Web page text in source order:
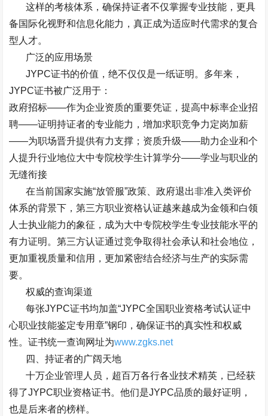
这样的考核体系，确保持证者不仅掌握专业技能，更具
备国际化视野和信息化能力，真正成为适应时代需求的复合
型人才。
广泛的应用场景
JYPC证书的价值，绝不仅仅是一纸证明。多年来，
JYPC证书被广泛用于：
政府招标——作为企业资质的重要凭证，提高中标率企业招
聘——证明持证者的专业能力，增加求职竞争力定岗加薪
——为职场晋升提供有力支撑；资质升级——助力企业和个
人提升行业地位大中专院校学生计算学分——学业与职业的
无缝衔接
在当前国家实施“放管服”政策、政府退出非准入类评价
体系的背景下，第三方职业资格认证越来越成为金领和白领
人士执业能力的象征，成为大中专院校学生专业技能水平的
有力证明。第三方认证通过竞争取得社会承认和社会地位，
更加重视质量和信用，更加紧密结合经济与生产的实际需
要。
权威的查询渠道
每张JYPC证书均加盖“JYPC全国职业资格考试认证中
心职业技能鉴定专用章”钢印，确保证书的真实性和权威
性。证书统一查询网址为www.zgks.net
四、持证者的广阔天地
十万企业管理人员，超百万各行各业技术精英，已经获
得了JYPC职业资格证书。他们是JYPC品质的最好证明，
也是后来者的榜样。